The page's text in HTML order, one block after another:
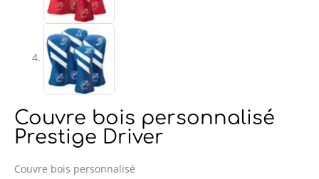
Couvre bois personnalisé
Prestige Driver
Couvre bois personnalisé